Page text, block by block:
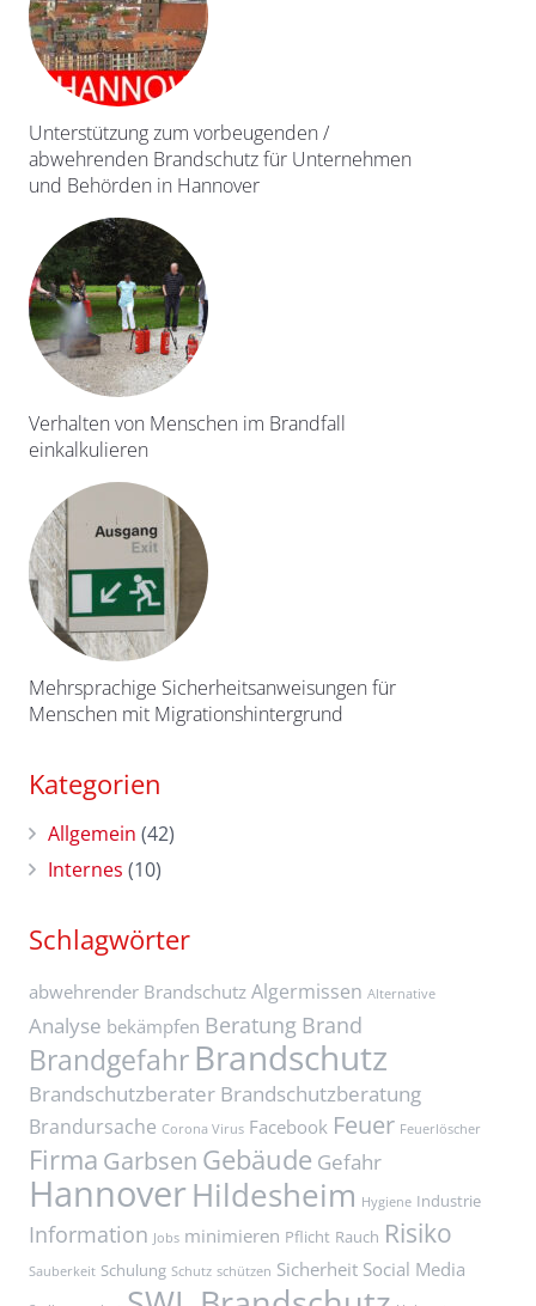
Unterstützung zum vorbeugenden /
abwehrenden Brandschutz für Unternehmen
und Behörden in Hannover
Verhalten von Menschen im Brandfall
einkalkulieren
Mehrsprachige Sicherheitsanweisungen für
Menschen mit Migrationshintergrund
Kategorien
Allgemein (42)
Internes (10)
Schlagwörter
abwehrender Brandschutz Algermissen Alternative
Analyse bekämpfen Beratung Brand
BrandgefahrBrandschutz
Brandschutzberater Brandschutzberatung
Brandursache Corona Virus Facebook Feuer Feuerlöscher
Firma Garbsen Gebäude Gefahr
HannoverHildesheim Hygiene Industrie
Information Jobs minimieren Pflicht Rauch Risiko
Sauberkeit Schulung Schutz schützen Sicherheit Social Media